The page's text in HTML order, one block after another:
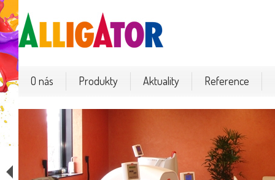
O nás Produkty Aktuality Reference